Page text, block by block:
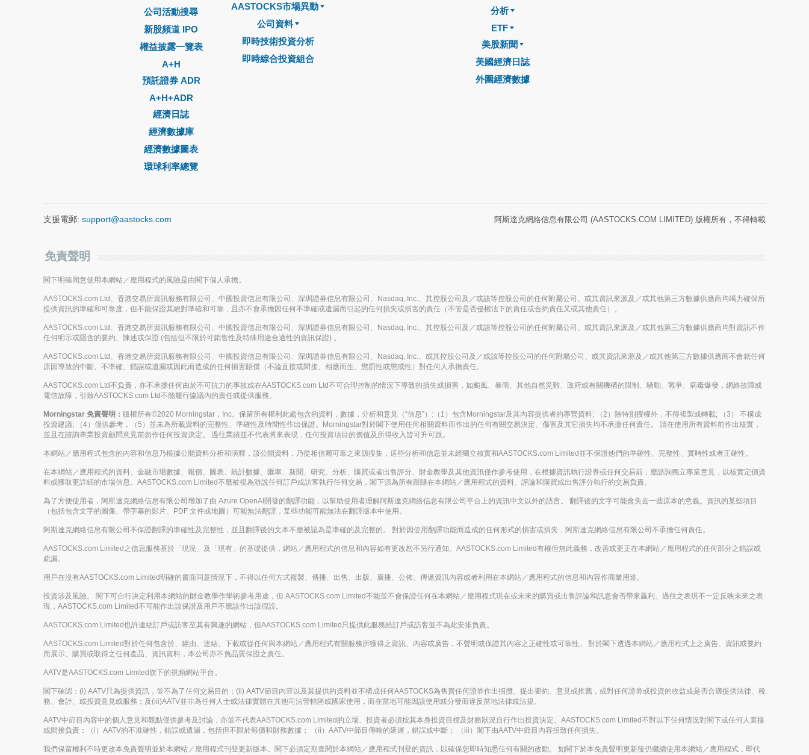
公司活動搜尋
新股頻道 IPO
權益披露一覽表
A+H
預託證券 ADR
A+H+ADR
經濟日誌
經濟數據庫
經濟數據圖表
環球利率總覽
AASTOCKS市場異動
公司資料
即時技術投資分析
即時綜合投資組合
分析
ETF
美股新聞
美國經濟日誌
外圍經濟數據
支援電郵: support@aastocks.com 阿斯達克網絡信息有限公司 (AASTOCKS.COM LIMITED) 版權所有，不得轉載
免責聲明
閣下明確同意使用本網站／應用程式的風險是由閣下個人承擔。
AASTOCKS.com Ltd、香港交易所資訊服務有限公司、中國投資信息有限公司、深圳證券信息有限公司、Nasdaq, Inc.、其控股公司及／或該等控股公司的任何附屬公司、或其資訊來源及／或其他第三方數據供應商均竭力確保所
提供資訊的準確和可靠度，但不能保證其絕對準確和可靠，且亦不會承擔因任何不準確或遺漏而引起的任何損失或損害的責任（不管是否侵權法下的責任或合約責任又或其他責任）。
AASTOCKS.com Ltd、香港交易所資訊服務有限公司、中國投資信息有限公司、深圳證券信息有限公司、Nasdaq, Inc.、其控股公司及／或該等控股公司的任何附屬公司、或其資訊來源及／或其他第三方數據供應商均對資訊不作
任何明示或隱含的要約、陳述或保證 (包括但不限於可銷售性及特殊用途合適性的資訊保證) 。
AASTOCKS.com Ltd、香港交易所資訊服務有限公司、中國投資信息有限公司、深圳證券信息有限公司、Nasdaq, Inc.、或其控股公司及／或該等控股公司的任何附屬公司、或其資訊來源及／或其他第三方數據供應商不會就任何
原因導致的中斷、不準確、錯誤或遺漏或因此而造成的任何損害賠償（不論直接或間接、相應而生、懲罰性或懲戒性）對任何人承擔責任。
AASTOCKS.com Ltd不負責，亦不承擔任何由於不可抗力的事故或在AASTOCKS.com Ltd不可合理控制的情況下導致的損失或損害，如颱風、暴雨、其他自然災難、政府或有關機構的限制、騷動、戰爭、病毒爆發，網絡故障或
電信故障，引致AASTOCKS.com Ltd不能履行協議內的責任或提供服務。
Morningstar 免責聲明： 版權所有©2020 Morningstar，Inc。保留所有權利此處包含的資料，數據，分析和意見（“信息”）:（1）包含Morningstar及其內容提供者的專營資料; （2）除特別授權外，不得複製或轉載; （3） 不構成
投資建議; （4）僅供參考，（5）並未為所載資料的完整性、準確性及時間性作出保證。Morningstar對於閣下使用任何相關資料而作出的任何有關交易決定、傷害及其它損失均不承擔任何責任。 請在使用所有資料前作出核實，
並且在諮詢專業投資顧問意見前勿作任何投資決定。 過往業績並不代表將來表現，任何投資項目的價值及所得收入皆可升可跌。
本網站／應用程式包含的內容和信息乃根據公開資料分析和演釋，該公開資料，乃從相信屬可靠之來源搜集，這些分析和信息並未經獨立核實和AASTOCKS.com Limited並不保證他們的準確性、完整性、實時性或者正確性。
在本網站／應用程式的資料、金融市場數據、報價、圖表、統計數據、匯率、新聞、研究、分析、購買或者出售評分、財金教學及其他資訊僅作參考使用，在根據資訊執行證券或任何交易前，應諮詢獨立專業意見，以核實定價資
料或獲取更詳細的市場信息。AASTOCKS.com Limited不應被視為游說任何訂戶或訪客執行任何交易，閣下須為所有跟隨在本網站／應用程式的資料、評論和購買或出售評分執行的交易負責。
為了方便使用者，阿斯達克網絡信息有限公司增加了由 Azure OpenAI開發的翻譯功能，以幫助使用者理解阿斯達克網絡信息有限公司平台上的資訊中文以外的語言。 翻譯後的文字可能會失去一些原本的意義。資訊的某些項目
（包括包含文字的圖像、帶字幕的影片、PDF 文件或地圖）可能無法翻譯，某些功能可能無法在翻譯版本中使用。
阿斯達克網絡信息有限公司不保證翻譯的準確性及完整性，並且翻譯後的文本不應被認為是準確的及完整的。 對於因使用翻譯功能而造成的任何形式的損害或損失，阿斯達克網絡信息有限公司不承擔任何責任。
AASTOCKS.com Limited之信息服務基於「現況」及「現有」的基礎提供，網站／應用程式的信息和內容如有更改恕不另行通知。AASTOCKS.com Limited有權但無此義務，改善或更正在本網站／應用程式的任何部分之錯誤或
疏漏。
用戶在沒有AASTOCKS.com Limited明確的書面同意情況下，不得以任何方式複製、傳播、出售、出版、廣播、公佈、傳遞資訊內容或者利用在本網站／應用程式的信息和內容作商業用途。
投資涉及風險。 閣下可自行决定利用本網站的財金教學作學術參考用途，但 AASTOCKS.com Limited不能並不會保證任何在本網站／應用程式現在或未來的購買或出售評論和訊息會否帶來贏利。過往之表現不一定反映未來之表
現，AASTOCKS.com Limited不可能作出該保證及用戶不應該作出該假設。
AASTOCKS.com Limited也許連結訂戶或訪客至其有興趣的網站，但AASTOCKS.com Limited只提供此服務給訂戶或訪客並不為此安排負責。
AASTOCKS.com Limited對於任何包含於、經由、連結、下載或從任何與本網站／應用程式有關服務所獲得之資訊、內容或廣告，不聲明或保證其內容之正確性或可靠性。 對於閣下透過本網站／應用程式上之廣告、資訊或要約
而展示、購買或取得之任何產品、資訊資料，本公司亦不負品質保證之責任。
AATV是AASTOCKS.com Limited旗下的視頻網站平台。
閣下確認：(i) AATV只為提供資訊，並不為了任何交易目的；(ii) AATV節目內容以及其提供的資料並不構成任何AASTOCKS為售賣任何證券作出招攬、提出要約、意見或推薦，或對任何證劵或投資的收益或是否合適提供法律、稅
務、會計、或投資意見或服務；及(iii)AATV並非為任何人士或法律實體在其他司法管轄區或國家使用，而在當地可能因該使用或分發而違反當地法律或法規。
AATV中節目內容中的個人意見和觀點僅供參考及討論，亦並不代表AASTOCKS.com Limited的立場。投資者必須按其本身投資目標及財務狀況自行作出投資決定。AASTOCKS.com Limited不對以下任何情況對閣下或任何人直接
或間接負責：（i）AATV的不准確性，錯誤或遺漏，包括但不限於報價和財務數據； （ii）AATV中節目傳輸的延遲，錯誤或中斷； （iii）閣下由AATV中節目內容招致任何損失。
我們保留權利不時更改本免責聲明並於本網站／應用程式刊登更新版本。閣下必須定期查閱於本網站／應用程式刊登的資訊，以確保您即時知悉任何有關的改動。 如閣下於本免責聲明更新後仍繼續使用本網站／應用程式，即代